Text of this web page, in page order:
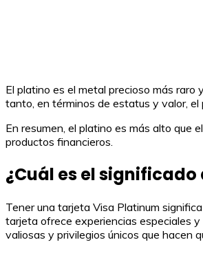
El platino es el metal precioso más
tanto, en términos de estatus y valor, el
En resumen, el platino es más alto que
productos financieros.
¿Cuál es el
Tener una tarjeta Visa Platinum
tarjeta ofrece experiencias especiales
valiosas y privilegios únicos que hacen